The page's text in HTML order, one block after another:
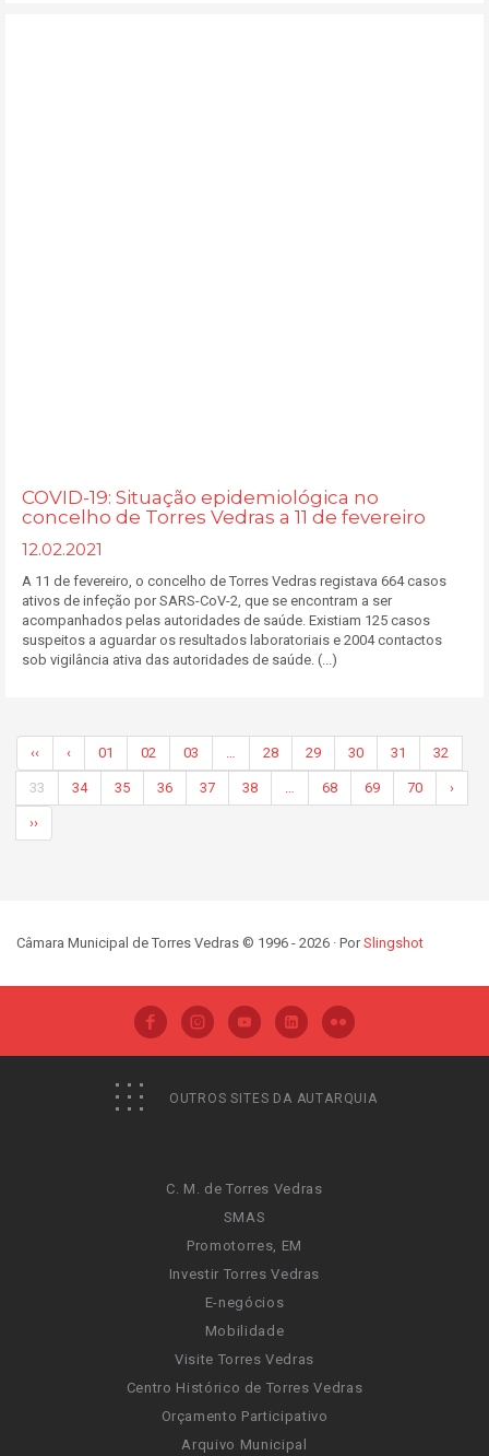
COVID-19: Situação epidemiológica no
concelho de Torres Vedras a 11 de fevereiro
12.02.2021
A 11 de fevereiro, o concelho de Torres Vedras registava 664 casos
ativos de infeção por SARS-CoV-2, que se encontram a ser
acompanhados pelas autoridades de saúde. Existiam 125 casos
suspeitos a aguardar os resultados laboratoriais e 2004 contactos
sob vigilância ativa das autoridades de saúde. (...)
‹‹ ‹ 01 02 03 … 28 29 30 31 32
33 34 35 36 37 38 … 68 69 70 ›
››
Câmara Municipal de Torres Vedras © 1996 - 2026 · PorSlingshot
OUTROS SITES DA AUTARQUIA
C. M. de Torres Vedras
SMAS
Promotorres, EM
Investir Torres Vedras
E-negócios
Mobilidade
Visite Torres Vedras
Centro Histórico de Torres Vedras
Orçamento Participativo
Arquivo Municipal